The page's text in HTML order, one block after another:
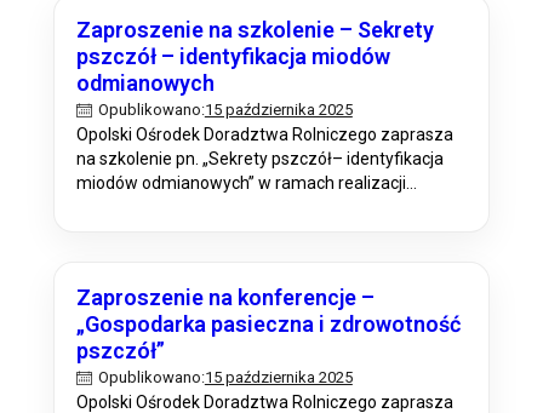
pszczelich i zimowla pszczół w praktyce”, podczas
których zostaną omówione następujące
zagadnienia: Termin realizacji: 30.10.2025 r.,…
Zaproszenie na szkolenie – Sekrety
pszczół – identyfikacja miodów
odmianowych
Opublikowano:15 października 2025
Opolski Ośrodek Doradztwa Rolniczego zaprasza
na szkolenie pn. „Sekrety pszczół– identyfikacja
miodów odmianowych” w ramach realizacji
KSOW+: Podczas szkolenia zostaną omówione
następujące tematy: Termin realizacji: 21.11.2025
r., godz. 8:30 Liczba uczestników: 20.…
Zaproszenie na konferencje –
„Gospodarka pasieczna i zdrowotność
pszczół”
Opublikowano:15 października 2025
Opolski Ośrodek Doradztwa Rolniczego zaprasza